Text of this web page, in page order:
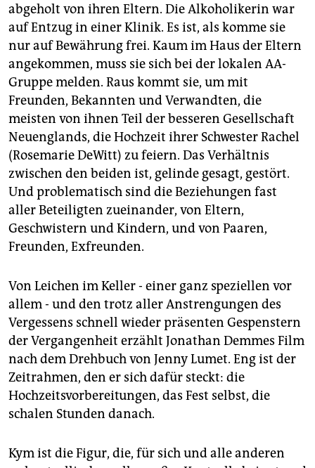
abo
genossenschaft
epaper login
abgeholt von ihren Eltern. Die Alkoholikerin war
auf Entzug in einer Klinik. Es ist, als komme sie
nur auf Bewährung frei. Kaum im Haus der Eltern
angekommen, muss sie sich bei der lokalen AA-
Gruppe melden. Raus kommt sie, um mit
Freunden, Bekannten und Verwandten, die
meisten von ihnen Teil der besseren Gesellschaft
Neuenglands, die Hochzeit ihrer Schwester Rachel
(Rosemarie DeWitt) zu feiern. Das Verhältnis
zwischen den beiden ist, gelinde gesagt, gestört.
Und problematisch sind die Beziehungen fast
aller Beteiligten zueinander, von Eltern,
Geschwistern und Kindern, und von Paaren,
Freunden, Exfreunden.
Von Leichen im Keller - einer ganz speziellen vor
allem - und den trotz aller Anstrengungen des
Vergessens schnell wieder präsenten Gespenstern
der Vergangenheit erzählt Jonathan Demmes Film
nach dem Drehbuch von Jenny Lumet. Eng ist der
Zeitrahmen, den er sich dafür steckt: die
Hochzeitsvorbereitungen, das Fest selbst, die
schalen Stunden danach.
Kym ist die Figur, die, für sich und alle anderen